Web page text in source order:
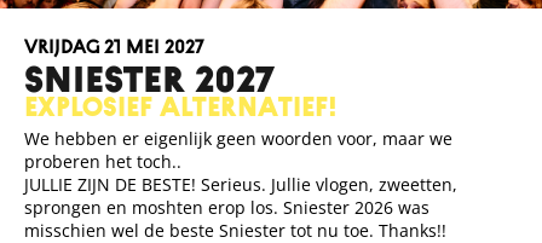
Sniester 2027
Explosief alternatief!
vrijdag 21 mei 2027
We hebben er eigenlijk geen woorden voor, maar we
proberen het toch..
JULLIE ZIJN DE BESTE! Serieus. Jullie vlogen, zweetten,
sprongen en moshten erop los. Sniester 2026 was
misschien wel de beste Sniester tot nu toe. Thanks!!